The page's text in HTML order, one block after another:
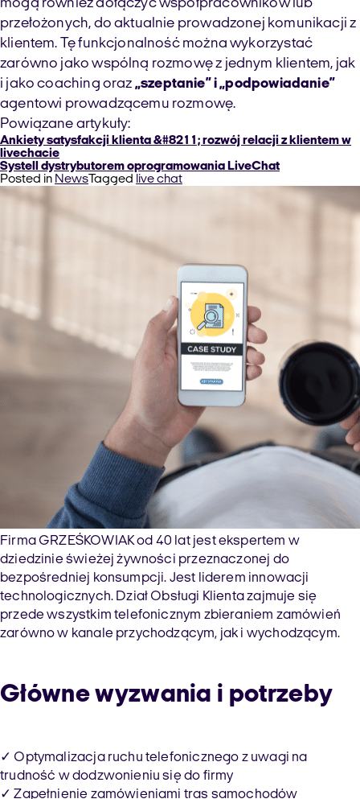
mogą również dołączyć współpracowników lub
przełożonych, do aktualnie prowadzonej komunikacji z
klientem. Tę funkcjonalność można wykorzystać
zarówno jako wspólną rozmowę z jednym klientem, jak
i jako coaching oraz „szeptanie” i „podpowiadanie”
agentowi prowadzącemu rozmowę.
Powiązane artykuły:
Ankiety satysfakcji klienta &#8211; rozwój relacji z klientem w
livechacie
Systell dystrybutorem oprogramowania LiveChat
Posted in NewsTagged live chat
Firma GRZEŚKOWIAK od 40 lat jest ekspertem w
dziedzinie świeżej żywności przeznaczonej do
bezpośredniej konsumpcji. Jest liderem innowacji
technologicznych. Dział Obsługi Klienta zajmuje się
przede wszystkim telefonicznym zbieraniem zamówień
zarówno w kanale przychodzącym, jak i wychodzącym.
Główne wyzwania i potrzeby
✓ Optymalizacja ruchu telefonicznego z uwagi na
trudność w dodzwonieniu się do firmy
✓ Zapełnienie zamówieniami tras samochodów